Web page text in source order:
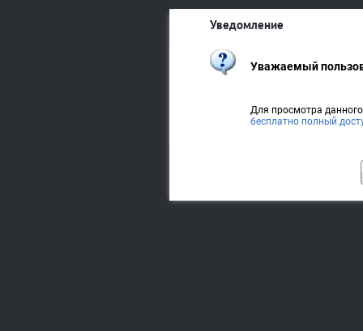
Уведомление
Уважаемый
Для просмотра
бесплатно полный